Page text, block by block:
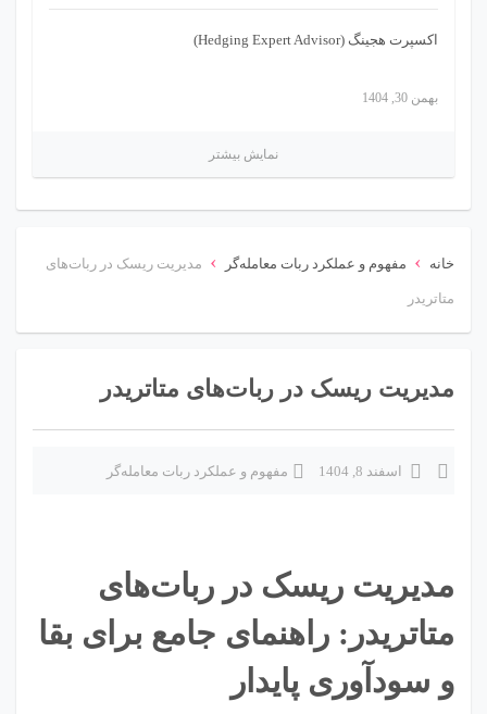
اکسپرت هجینگ (Hedging Expert Advisor)
بهمن 30, 1404
نمایش بیشتر
خانه › مفهوم و عملکرد ربات معامله‌گر › مدیریت ریسک در ربات‌های
متاتریدر
مدیریت ریسک در ربات‌های متاتریدر
اسفند 8, 1404 مفهوم و عملکرد ربات معامله‌گر
مدیریت ریسک در ربات‌های
متاتریدر: راهنمای جامع برای بقا
و سودآوری پایدار